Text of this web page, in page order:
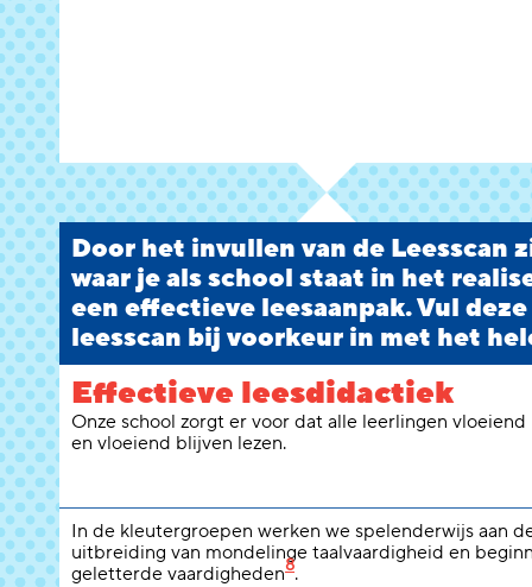
Door het invullen van de Leesscan
waar je als school staat in het
een effectieve leesaanpak. Vul deze
leesscan bij voorkeur in met het
Effectieve leesdidactiek
Onze school zorgt er voor dat alle leerlingen vloeiend
en vloeiend blijven lezen.
In de kleutergroepen werken we spelenderwijs aan
uitbreiding van mondelinge taalvaardigheid en
geletterde vaardigheden8.